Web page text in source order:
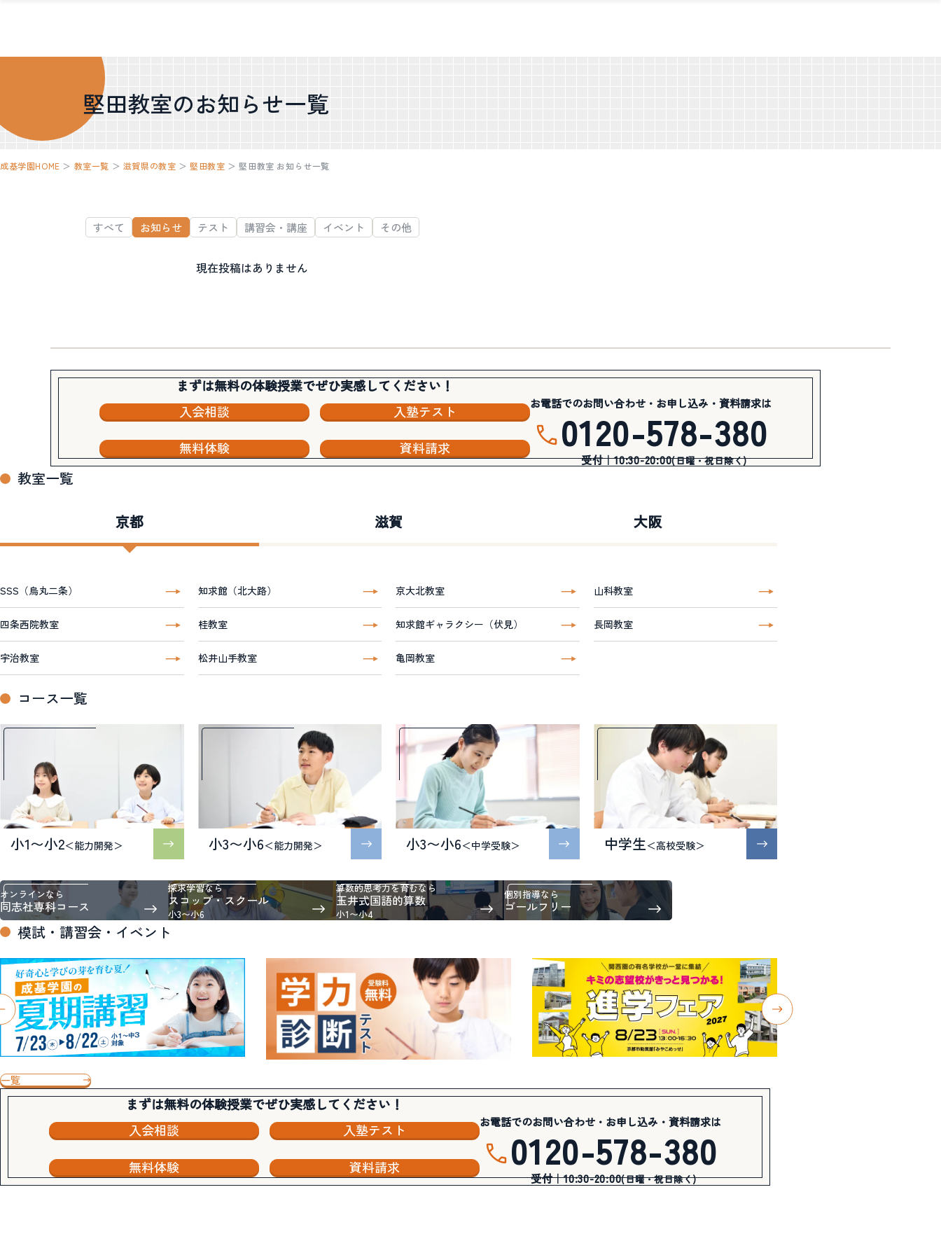
堅田教室のお知らせ一覧
成基学園HOME ＞ 教室一覧 ＞ 滋賀県の教室 ＞堅田教室 ＞ 堅田教室 お知らせ一覧
すべて お知らせ テスト 講習会・講座 イベント その他
現在投稿はありません
まずは無料の体験授業でぜひ実感してください！
入会相談
入塾テスト
無料体験 資料請求
お電話でのお問い合わせ・お申し込み・資料請求は
0120-578-380
受付｜10:30-20:00(日曜・祝日除く)
教室一覧
京都 滋賀 大阪
SSS（烏丸二条） 知求館（北大路） 京大北教室 山科教室
四条西院教室 桂教室 知求館ギャラクシー（伏見） 長岡教室
宇治教室 松井山手教室 亀岡教室
コース一覧
小1〜小2＜能力開発＞ 小3〜小6＜能力開発＞ 小3〜小6＜中学受験＞ 中学生＜高校受験＞
オンラインなら
同志社専科コース
探求学習なら
スコップ・スクール
小3〜小6
算数的思考力を育むなら
玉井式国語的算数
小1〜小4
個別指導なら
ゴールフリー
模試・講習会・イベント
一覧
まずは無料の体験授業でぜひ実感してください！
入会相談
入塾テスト
無料体験 資料請求
お電話でのお問い合わせ・お申し込み・資料請求は
0120-578-380
受付｜10:30-20:00(日曜・祝日除く)